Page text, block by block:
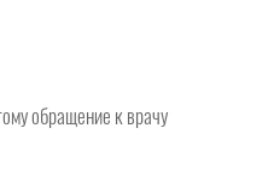
обращение к врачу